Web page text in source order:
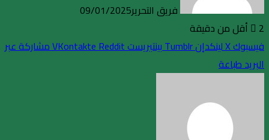
فريق التحرير09/01/2025
2
أقل من دقيقة
فيسبوكXلينكدإن بينتيريست
مشاركة عبر
البريدطباعة